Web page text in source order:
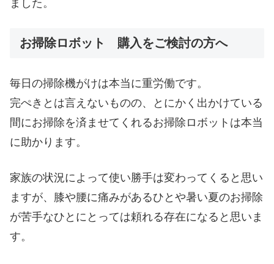
ました。
お掃除ロボット 購入をご検討の方へ
毎日の掃除機がけは本当に重労働です。
完ぺきとは言えないものの、とにかく出かけている
間にお掃除を済ませてくれるお掃除ロボットは本当
に助かります。
家族の状況によって使い勝手は変わってくると思い
ますが、膝や腰に痛みがあるひとや暑い夏のお掃除
が苦手なひとにとっては頼れる存在になると思いま
す。